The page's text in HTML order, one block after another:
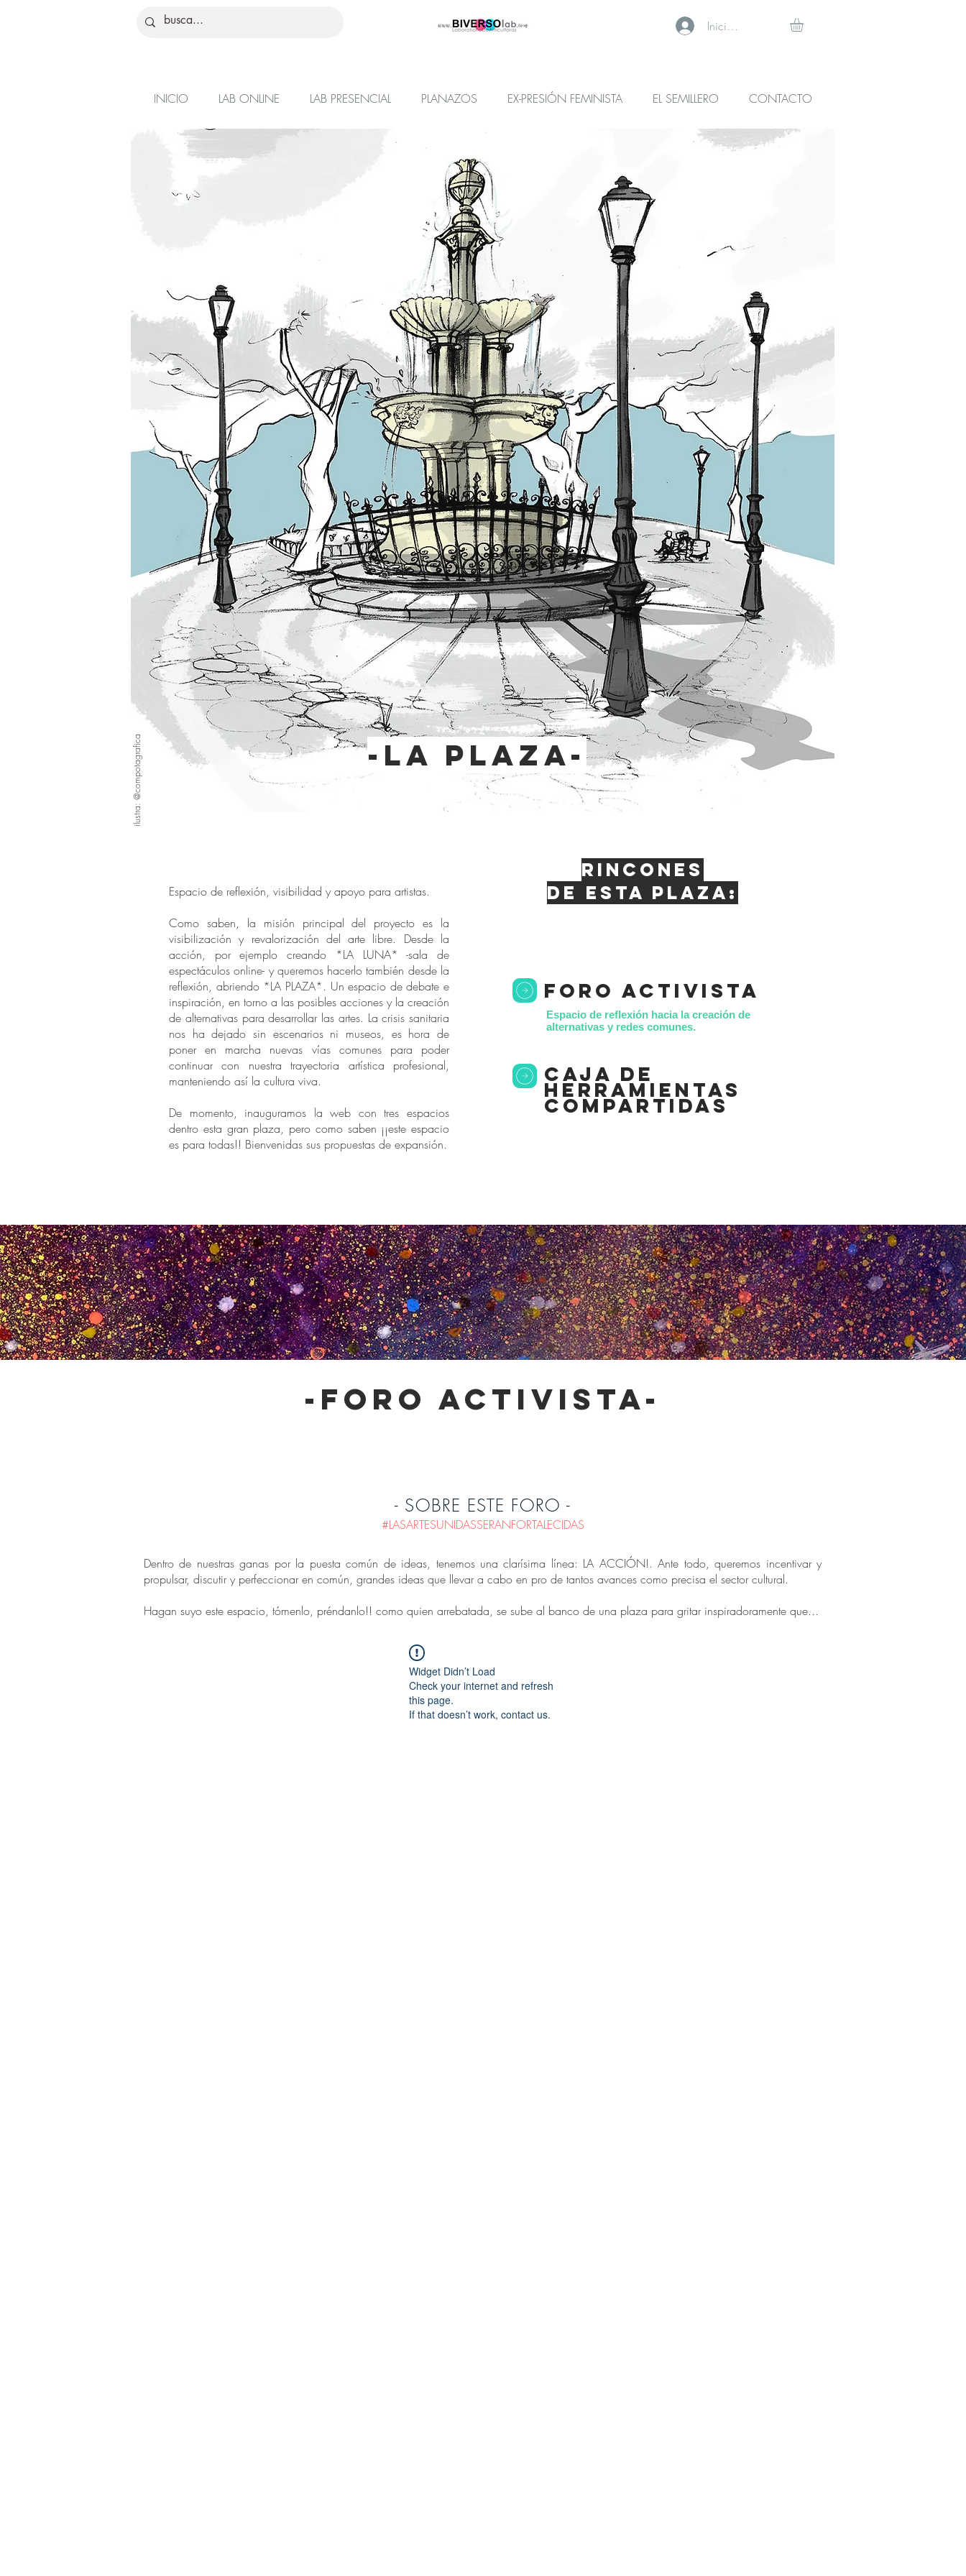
Iniciar sesión
INICIO LAB ONLINE LAB PRESENCIAL PLANAZOS EX-PRESIÓN FEMINISTA EL SEMILLERO CONTACTO
-la plaza-
ilustra: @compotagrafica
Espacio de reflexión, visibilidad y apoyo para artistas.
Como saben, la misión principal del proyecto es la
visibilización y revalorización del arte libre. Desde la
acción, por ejemplo creando *LA LUNA* -sala de
espectáculos online- y queremos hacerlo también desde la
reflexión, abriendo *LA PLAZA*. Un espacio de debate e
inspiración, en torno a las posibles acciones y la creación
de alternativas para desarrollar las artes. La crisis sanitaria
nos ha dejado sin escenarios ni museos, es hora de
poner en marcha nuevas vías comunes para poder
continuar con nuestra trayectoria artística profesional,
manteniendo así la cultura viva.
De momento, inauguramos la web con tres espacios
dentro esta gran plaza, pero como saben ¡¡este espacio
es para todas!! Bienvenidas sus propuestas de expansión.
Rincones
de esta plaza:
foro activista
Espacio de reflexión hacia la creación de
alternativas y redes comunes.
caja de
herramientas
compartidas
-foro activista-
- SOBRE ESTE FORO -
#LASARTESUNIDASSERANFORTALECIDAS
Dentro de nuestras ganas por la puesta común de ideas, tenemos una clarísima línea: LA ACCIÓN!. Ante todo, queremos incentivar y
propulsar, discutir y perfeccionar en común, grandes ideas que llevar a cabo en pro de tantos avances como precisa el sector cultural.
Hagan suyo este espacio, tómenlo, préndanlo!! como quien arrebatada, se sube al banco de una plaza para gritar inspiradoramente que...
Widget Didn’t Load
Check your internet and refresh
this page.
If that doesn’t work, contact us.